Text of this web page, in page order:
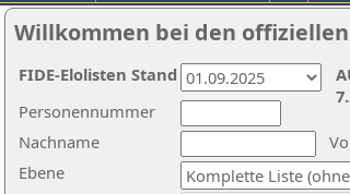
Willkommen bei den offiziellen
Nachname
Ebene
Personennummer
FIDE-Elolisten Stand